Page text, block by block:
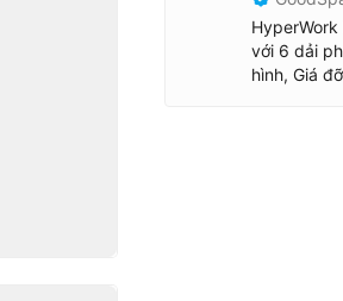
với 6 dải
hình, Giá